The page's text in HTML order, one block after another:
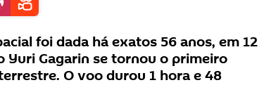
foi dada há exatos 56 anos, em 12
Yuri Gagarin se tornou o primeiro
O voo durou 1 hora e 48